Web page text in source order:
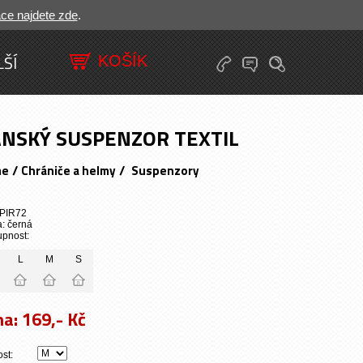
najdete zde.
SUSPENZOR TEXTIL
/ Chrániče a helmy/ Suspenzory
černá
L M S
169,- Kč